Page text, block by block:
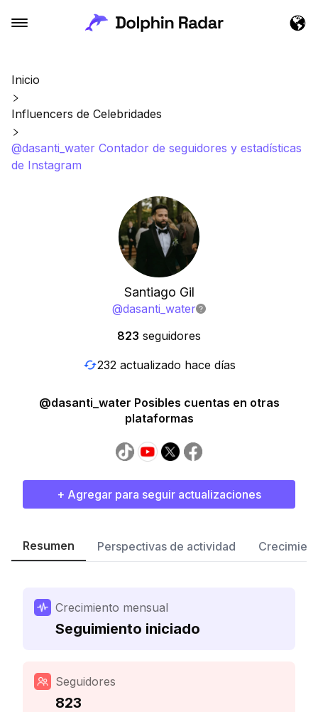
Inicio
Influencers de Celebridades
@dasanti_water Contador de seguidores y estadísticas
de Instagram
Santiago Gil
@dasanti_water
823 seguidores
232 actualizado hace días
@dasanti_water Posibles cuentas en otras
plataformas
+ Agregar para seguir actualizaciones
Resumen Perspectivas de actividad
Crecimiento mensual
Seguimiento iniciado
Seguidores
823